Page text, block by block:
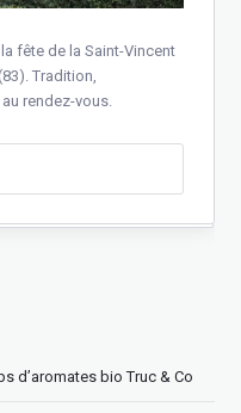
fête de la Saint-Vincent
Tradition,
rendez-vous.
d’aromates bio Truc & Co